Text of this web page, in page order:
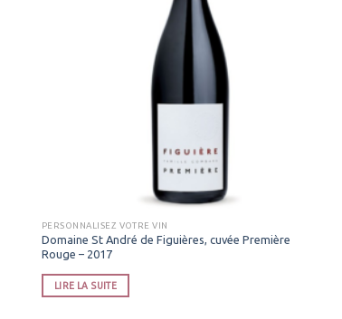
PERSONNALISEZ VOTRE VIN
Domaine St André de Figuières, cuvée Première
Rouge – 2017
LIRE LA SUITE